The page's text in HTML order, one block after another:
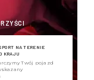
NA TERENIE
KRAJU
Twój pojazd